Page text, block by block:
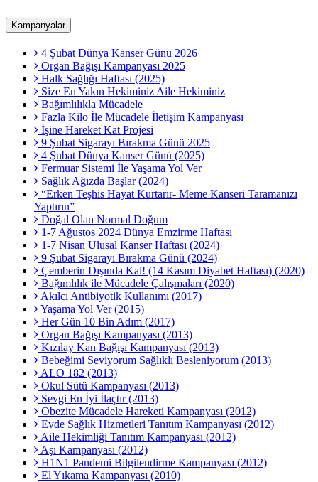
Kampanyalar
4 Şubat Dünya Kanser Günü 2026
Organ Bağışı Kampanyası 2025
Halk Sağlığı Haftası (2025)
Size En Yakın Hekiminiz Aile Hekiminiz
Bağımlılıkla Mücadele
Fazla Kilo İle Mücadele İletişim Kampanyası
İşine Hareket Kat Projesi
9 Şubat Sigarayı Bırakma Günü 2025
4 Şubat Dünya Kanser Günü (2025)
Fermuar Sistemi İle Yaşama Yol Ver
Sağlık Ağızda Başlar (2024)
“Erken Teşhis Hayat Kurtarır- Meme Kanseri Taramanızı
Yaptırın”
Doğal Olan Normal Doğum
1-7 Ağustos 2024 Dünya Emzirme Haftası
1-7 Nisan Ulusal Kanser Haftası (2024)
9 Şubat Sigarayı Bırakma Günü (2024)
Çemberin Dışında Kal! (14 Kasım Diyabet Haftası) (2020)
Bağımlılık ile Mücadele Çalışmaları (2020)
Akılcı Antibiyotik Kullanımı (2017)
Yaşama Yol Ver (2015)
Her Gün 10 Bin Adım (2017)
Organ Bağışı Kampanyası (2013)
Kızılay Kan Bağışı Kampanyası (2013)
Bebeğimi Seviyorum Sağlıklı Besleniyorum (2013)
ALO 182 (2013)
Okul Sütü Kampanyası (2013)
Sevgi En İyi İlaçtır (2013)
Obezite Mücadele Hareketi Kampanyası (2012)
Evde Sağlık Hizmetleri Tanıtım Kampanyası (2012)
Aile Hekimliği Tanıtım Kampanyası (2012)
Aşı Kampanyası (2012)
H1N1 Pandemi Bilgilendirme Kampanyası (2012)
El Yıkama Kampanyası (2010)